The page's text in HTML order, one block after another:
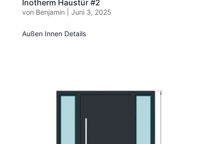
Inotherm Haustür #2
von Benjamin Juni 3, 2025
Außen Innen Details